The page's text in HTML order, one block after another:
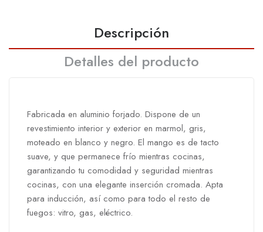
Descripción
Detalles del producto
Fabricada en aluminio forjado. Dispone de un
revestimiento interior y exterior en marmol, gris,
moteado en blanco y negro. El mango es de tacto
suave, y que permanece frío mientras cocinas,
garantizando tu comodidad y seguridad mientras
cocinas, con una elegante inserción cromada. Apta
para inducción, así como para todo el resto de
fuegos: vitro, gas, eléctrico.